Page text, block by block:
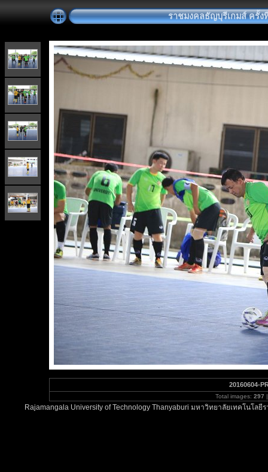
ราชมงคลธัญบุรีเกมส์ ครั้ง
20160604-
Total images: 297
Rajamangala University of Technology Thanyaburi มหาวิทยาลัยเทคโนโ